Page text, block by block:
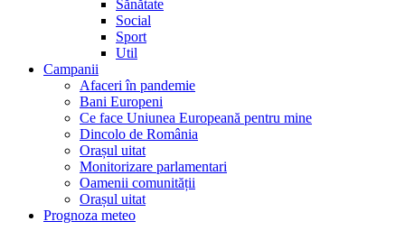
Sănătate
Social
Sport
Util
Campanii
Afaceri în pandemie
Bani Europeni
Ce face Uniunea Europeană pentru mine
Dincolo de România
Orașul uitat
Monitorizare parlamentari
Oamenii comunității
Orașul uitat
Prognoza meteo